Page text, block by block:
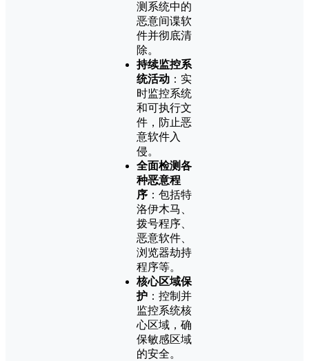
测系统中的
恶意间谍软
件并彻底清
除。
持续监控系
统活动 ：实
时监控系统
和可执行文
件，防止恶
意软件入
侵。
全面检测各
种恶意程
序 ：包括特
洛伊木马、
拨号程序、
恶意软件、
浏览器劫持
程序等。
核心区域保
护 ：控制并
监控系统核
心区域，确
保敏感区域
的安全。